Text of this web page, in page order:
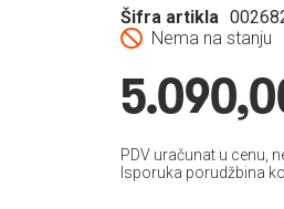
Nema na stanju
Šifra artikla
PDV uračunat u cenu,
Isporuka porudžbina